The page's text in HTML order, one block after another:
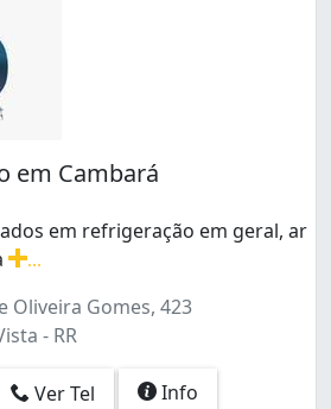
em Cambará
em refrigeração em geral, ar
Oliveira Gomes, 423
- RR
Ver Tel Info